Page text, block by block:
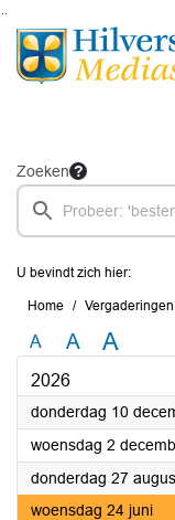
Ga naar de inhoud van deze
Ga naar het zoeken
Zoeken
U bevindt zich hier:
Home Vergaderingen
A A A
2026
donderdag 10
woensdag 2
donderdag 27
woensdag 24 juni